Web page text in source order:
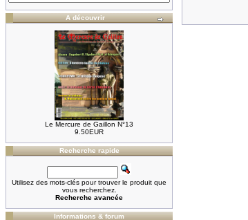
A découvrir
Le Mercure de Gaillon N°13
9.50EUR
Recherche rapide
Utilisez des mots-clés pour trouver le produit que
vous recherchez.
Recherche avancée
Informations & forum